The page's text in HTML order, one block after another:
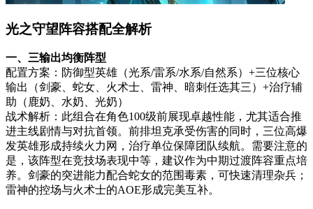
光之守望阵容搭配全解析
一、三输出均衡阵型
配置方案：防御型英雄（光系/雷系/水系/自然系）+三位核心
输出（剑豪、蛇女、火术士、雷神、暗刺任选其三）+治疗辅
助（鹿奶、水奶、光奶）
战术解析：此组合在角色100级前展现卓越性能，尤其适合推
进主线剧情与对抗首领。前排坦克承受伤害的同时，三位高爆
发英雄形成持续火力网，治疗单位保障团队续航。需要注意的
是，该阵型在竞技场表现中等，建议作为中期过渡阵容重点培
养。剑豪的突进能力配合蛇女的范围毒素，可快速清理杂兵；
雷神的控场与火术士的AOE形成完美互补。